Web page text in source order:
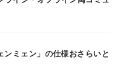
ンミェン」の仕様おさらいと